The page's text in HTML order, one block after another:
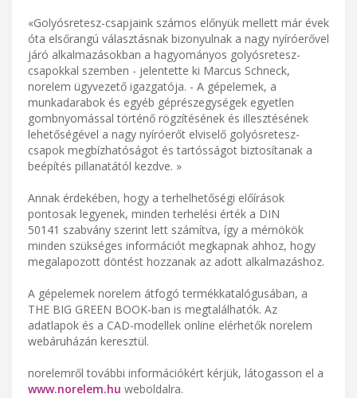
«Golyósretesz-csapjaink számos előnyük mellett már évek
óta elsőrangú választásnak bizonyulnak a nagy nyíróerővel
járó alkalmazásokban a hagyományos golyósretesz-
csapokkal szemben - jelentette ki Marcus Schneck,
norelem ügyvezető igazgatója. - A gépelemek, a
munkadarabok és egyéb géprészegységek egyetlen
gombnyomással történő rögzítésének és illesztésének
lehetőségével a nagy nyíróerőt elviselő golyósretesz-
csapok megbízhatóságot és tartósságot biztosítanak a
beépítés pillanatától kezdve. »
Annak érdekében, hogy a terhelhetőségi előírások
pontosak legyenek, minden terhelési érték a DIN
50141 szabvány szerint lett számítva, így a mérnökök
minden szükséges információt megkapnak ahhoz, hogy
megalapozott döntést hozzanak az adott alkalmazáshoz.
A gépelemek norelem átfogó termékkatalógusában, a
THE BIG GREEN BOOK-ban is megtalálhatók. Az
adatlapok és a CAD-modellek online elérhetők norelem
webáruházán keresztül.
norelemről további információkért kérjük, látogasson el a
www.norelem.hu weboldalra.